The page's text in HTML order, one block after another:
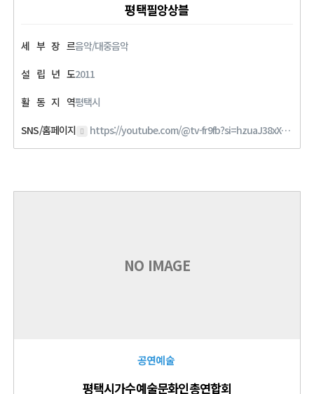
평택필앙상블
세 부 장 르음악/대중음악
설 립 년 도2011
활 동 지 역평택시
SNS/홈페이지
https://youtube.com/@tv-fr9fb?si=hzuaJ38xXh4fWSnT
NO IMAGE
공연예술
평택시가수예술문화인총연합회